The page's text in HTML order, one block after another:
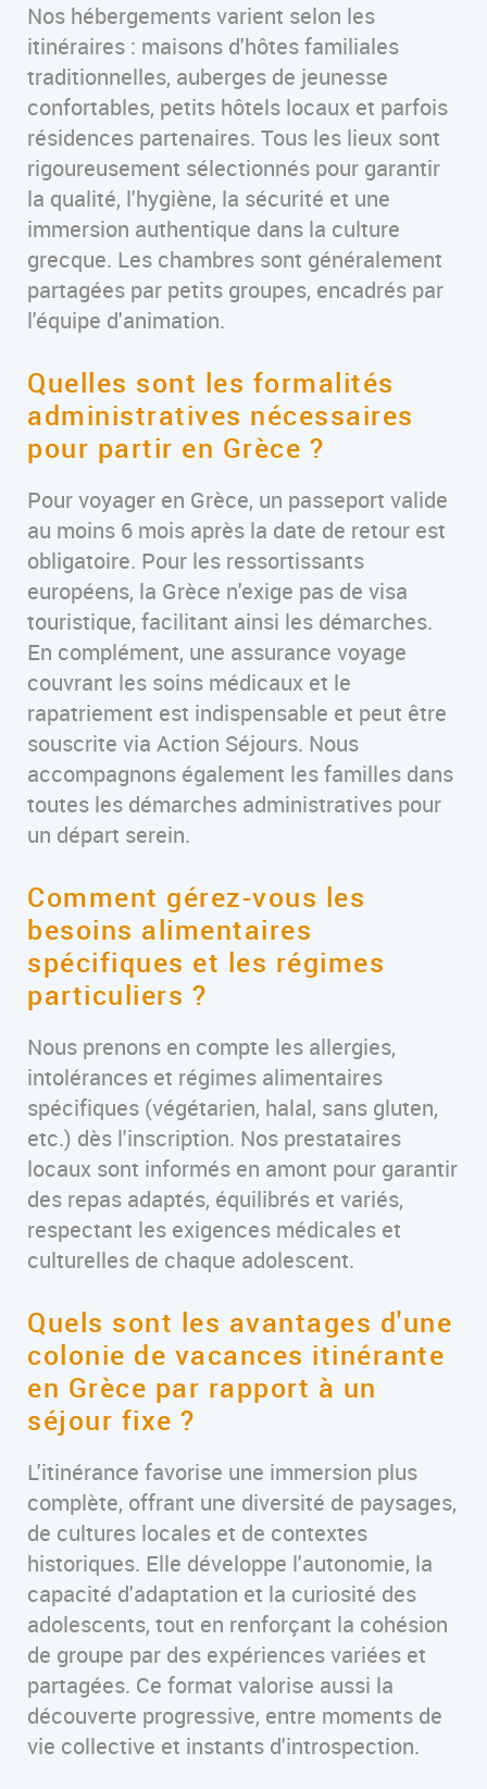
Nos hébergements varient selon les
itinéraires : maisons d'hôtes familiales
traditionnelles, auberges de jeunesse
confortables, petits hôtels locaux et parfois
résidences partenaires. Tous les lieux sont
rigoureusement sélectionnés pour garantir
la qualité, l'hygiène, la sécurité et une
immersion authentique dans la culture
grecque. Les chambres sont généralement
partagées par petits groupes, encadrés par
l'équipe d'animation.
Quelles sont les formalités
administratives nécessaires
pour partir en Grèce ?
Pour voyager en Grèce, un passeport valide
au moins 6 mois après la date de retour est
obligatoire. Pour les ressortissants
européens, la Grèce n'exige pas de visa
touristique, facilitant ainsi les démarches.
En complément, une assurance voyage
couvrant les soins médicaux et le
rapatriement est indispensable et peut être
souscrite via Action Séjours. Nous
accompagnons également les familles dans
toutes les démarches administratives pour
un départ serein.
Comment gérez-vous les
besoins alimentaires
spécifiques et les régimes
particuliers ?
Nous prenons en compte les allergies,
intolérances et régimes alimentaires
spécifiques (végétarien, halal, sans gluten,
etc.) dès l'inscription. Nos prestataires
locaux sont informés en amont pour garantir
des repas adaptés, équilibrés et variés,
respectant les exigences médicales et
culturelles de chaque adolescent.
Quels sont les avantages d'une
colonie de vacances itinérante
en Grèce par rapport à un
séjour fixe ?
L'itinérance favorise une immersion plus
complète, offrant une diversité de paysages,
de cultures locales et de contextes
historiques. Elle développe l'autonomie, la
capacité d'adaptation et la curiosité des
adolescents, tout en renforçant la cohésion
de groupe par des expériences variées et
partagées. Ce format valorise aussi la
découverte progressive, entre moments de
vie collective et instants d'introspection.